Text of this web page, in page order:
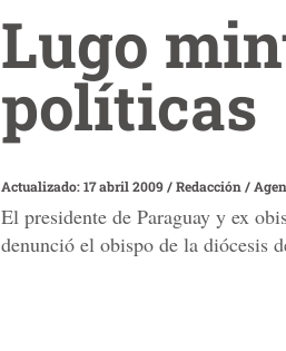
Lugo
políticas
Actualizado: 17 abril 2009/Redacción /
El presidente de Paraguay y ex
denunció el obispo de la diócesis